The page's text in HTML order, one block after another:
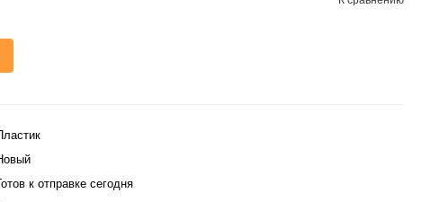
к отправке сегодня